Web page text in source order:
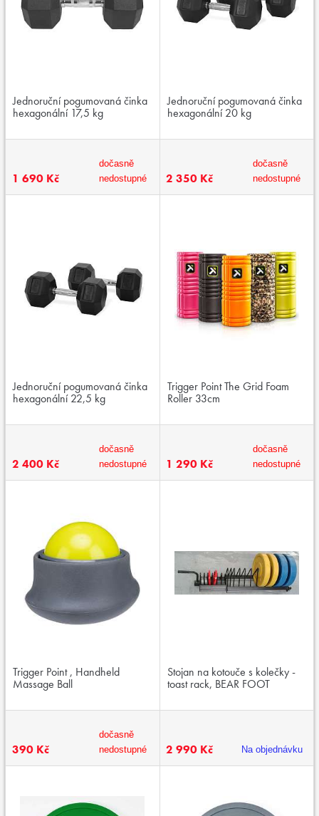
Jednoruční pogumovaná činka
hexagonální 17,5 kg
1 690 Kč
dočasně
nedostupné
Jednoruční pogumovaná činka
hexagonální 20 kg
2 350 Kč
dočasně
nedostupné
Jednoruční pogumovaná činka
hexagonální 22,5 kg
2 400 Kč
dočasně
nedostupné
Trigger Point The Grid Foam
Roller 33cm
1 290 Kč
dočasně
nedostupné
Trigger Point , Handheld
Massage Ball
390 Kč
dočasně
nedostupné
Stojan na kotouče s kolečky -
toast rack, BEAR FOOT
2 990 Kč Na objednávku